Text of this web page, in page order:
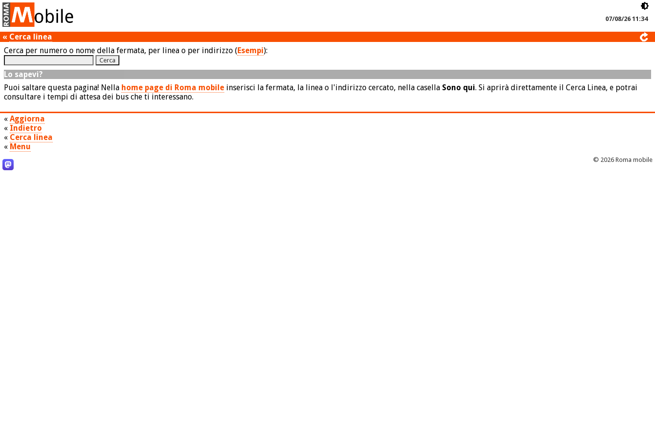
07/08/26 11:34
« Cerca linea
Cerca per numero o nome della fermata, per linea o per indirizzo (Esempi):
Lo sapevi?
Puoi saltare questa pagina! Nella home page di Roma mobile inserisci la fermata, la linea o l'indirizzo cercato, nella casella Sono qui. Si aprirà direttamente il Cerca Linea, e potrai
consultare i tempi di attesa dei bus che ti interessano.
« Aggiorna
« Indietro
« Cerca linea
« Menu
© 2026 Roma mobile